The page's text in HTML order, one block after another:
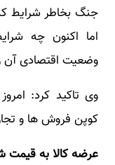
جنگ بخاطر شرایط
اما اکنون چه
وضعیت اقتصادی آن
وی تاکید کرد:
کوپن فروش ها و
عرضه کالا به قیمت شهریور ۱۴۰۰ فاقد